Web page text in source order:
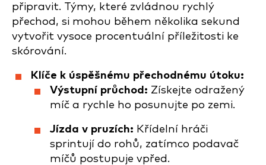
připravit. Týmy, které zvládnou rychlý
přechod, si mohou během několika sekund
vytvořit vysoce procentuální příležitosti ke
skórování.
Klíče k úspěšnému přechodnému útoku:
Výstupní průchod: Získejte odražený
míč a rychle ho posunujte po zemi.
Jízda v pruzích: Křídelní hráči
sprintují do rohů, zatímco podavač
míčů postupuje vpřed.